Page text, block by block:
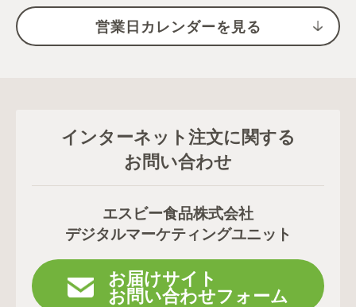
営業日カレンダーを見る
インターネット注文に関する
お問い合わせ
エスビー食品株式会社
デジタルマーケティングユニット
お届けサイト
お問い合わせフォーム